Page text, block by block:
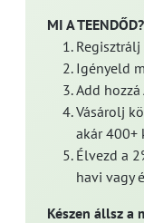
MI A TEENDŐD?
Igényeld
Add hozzá
Vásárolj
akár 400+
Élvezd a
havi vagy
Készen állsz a